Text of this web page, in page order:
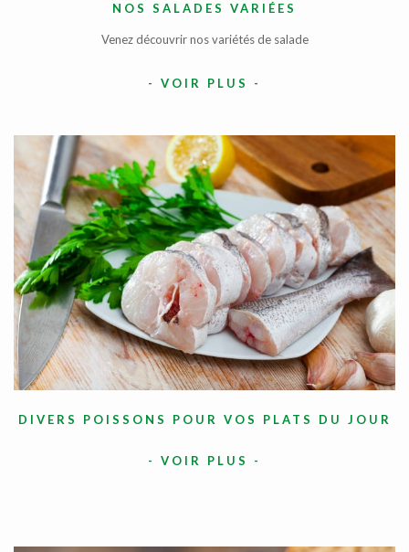
NOS SALADES VARIÉES
Venez découvrir nos variétés de salade
- VOIR PLUS -
DIVERS POISSONS POUR VOS PLATS DU JOUR
- VOIR PLUS -